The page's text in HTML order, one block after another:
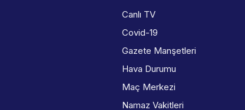
Canlı TV
Covid-19
Gazete Manşetleri
Hava Durumu
Maç Merkezi
Namaz Vakitleri